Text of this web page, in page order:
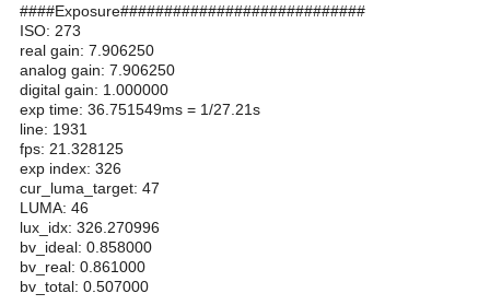
####Exposure############################
ISO: 273
real gain: 7.906250
analog gain: 7.906250
digital gain: 1.000000
exp time: 36.751549ms = 1/27.21s
line: 1931
fps: 21.328125
exp index: 326
cur_luma_target: 47
LUMA: 46
lux_idx: 326.270996
bv_ideal: 0.858000
bv_real: 0.861000
bv_total: 0.507000